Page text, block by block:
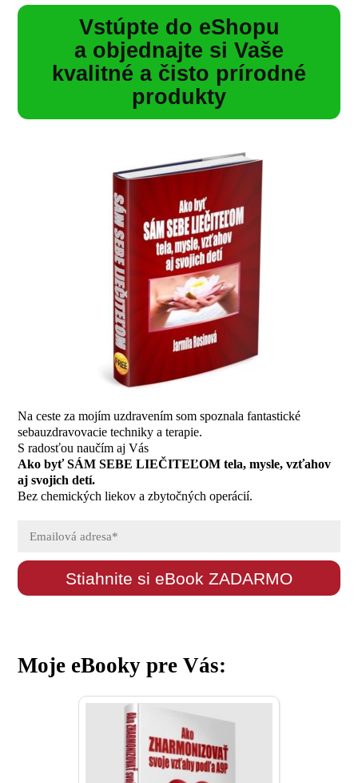
Vstúpte do eShopu
a objednajte si Vaše
kvalitné a čisto prírodné
produkty
Na ceste za mojím uzdravením som spoznala fantastické
sebauzdravovacie techniky a terapie.
S radosťou naučím aj Vás
Ako byť SÁM SEBE LIEČITEĽOM tela, mysle, vzťahov
aj svojich detí.
Bez chemických liekov a zbytočných operácií.
Stiahnite si eBook ZADARMO
Moje eBooky pre Vás: